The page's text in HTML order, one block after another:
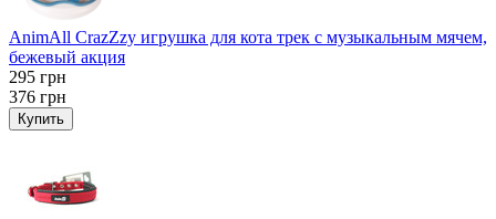
AnimAll CrazZzy игрушка для кота трек с музыкальным мячем,
бежевый акция
295 грн
376 грн
Купить